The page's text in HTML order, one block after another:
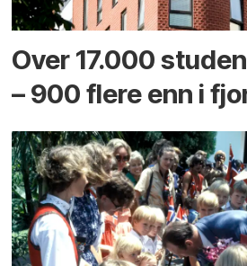
Over 17.000
– 900 flere enn i